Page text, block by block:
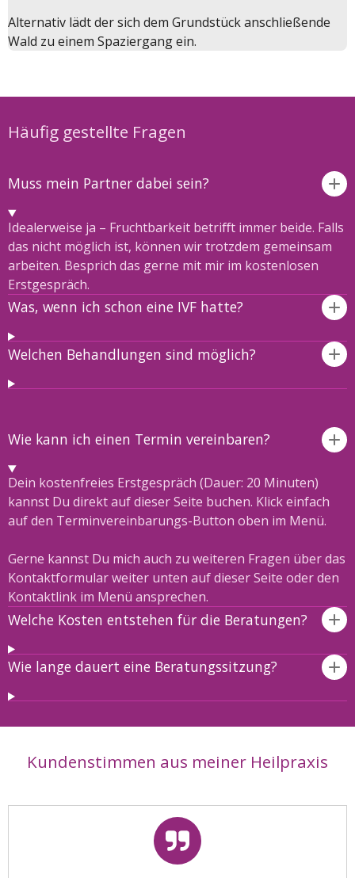
Alternativ lädt der sich dem Grundstück anschließende
Wald zu einem Spaziergang ein.
Häufig gestellte Fragen
Muss mein Partner dabei sein?
Idealerweise ja – Fruchtbarkeit betriﬀt immer beide. Falls
das nicht möglich ist, können wir trotzdem gemeinsam
arbeiten. Besprich das gerne mit mir im kostenlosen
Erstgespräch.
Was, wenn ich schon eine IVF hatte?
Welchen Behandlungen sind möglich?
Wie kann ich einen Termin vereinbaren?
Dein kostenfreies Erstgespräch (Dauer: 20 Minuten)
kannst Du direkt auf dieser Seite buchen. Klick einfach
auf den Terminvereinbarungs-Button oben im Menü.
Gerne kannst Du mich auch zu weiteren Fragen über das
Kontaktformular weiter unten auf dieser Seite oder den
Kontaktlink im Menü ansprechen.
Welche Kosten entstehen für die Beratungen?
Wie lange dauert eine Beratungssitzung?
Kundenstimmen aus meiner Heilpraxis